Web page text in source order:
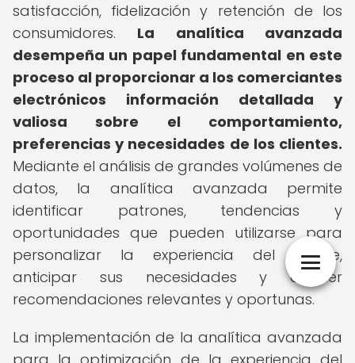
satisfacción, fidelización y retención de los
consumidores. La analítica avanzada
desempeña un papel fundamental en este
proceso al proporcionar a los comerciantes
electrónicos información detallada y
valiosa sobre el comportamiento,
preferencias y necesidades de los clientes.
Mediante el análisis de grandes volúmenes de
datos, la analítica avanzada permite
identificar patrones, tendencias y
oportunidades que pueden utilizarse para
personalizar la experiencia del cliente,
anticipar sus necesidades y ofrecer
recomendaciones relevantes y oportunas.
La implementación de la analítica avanzada